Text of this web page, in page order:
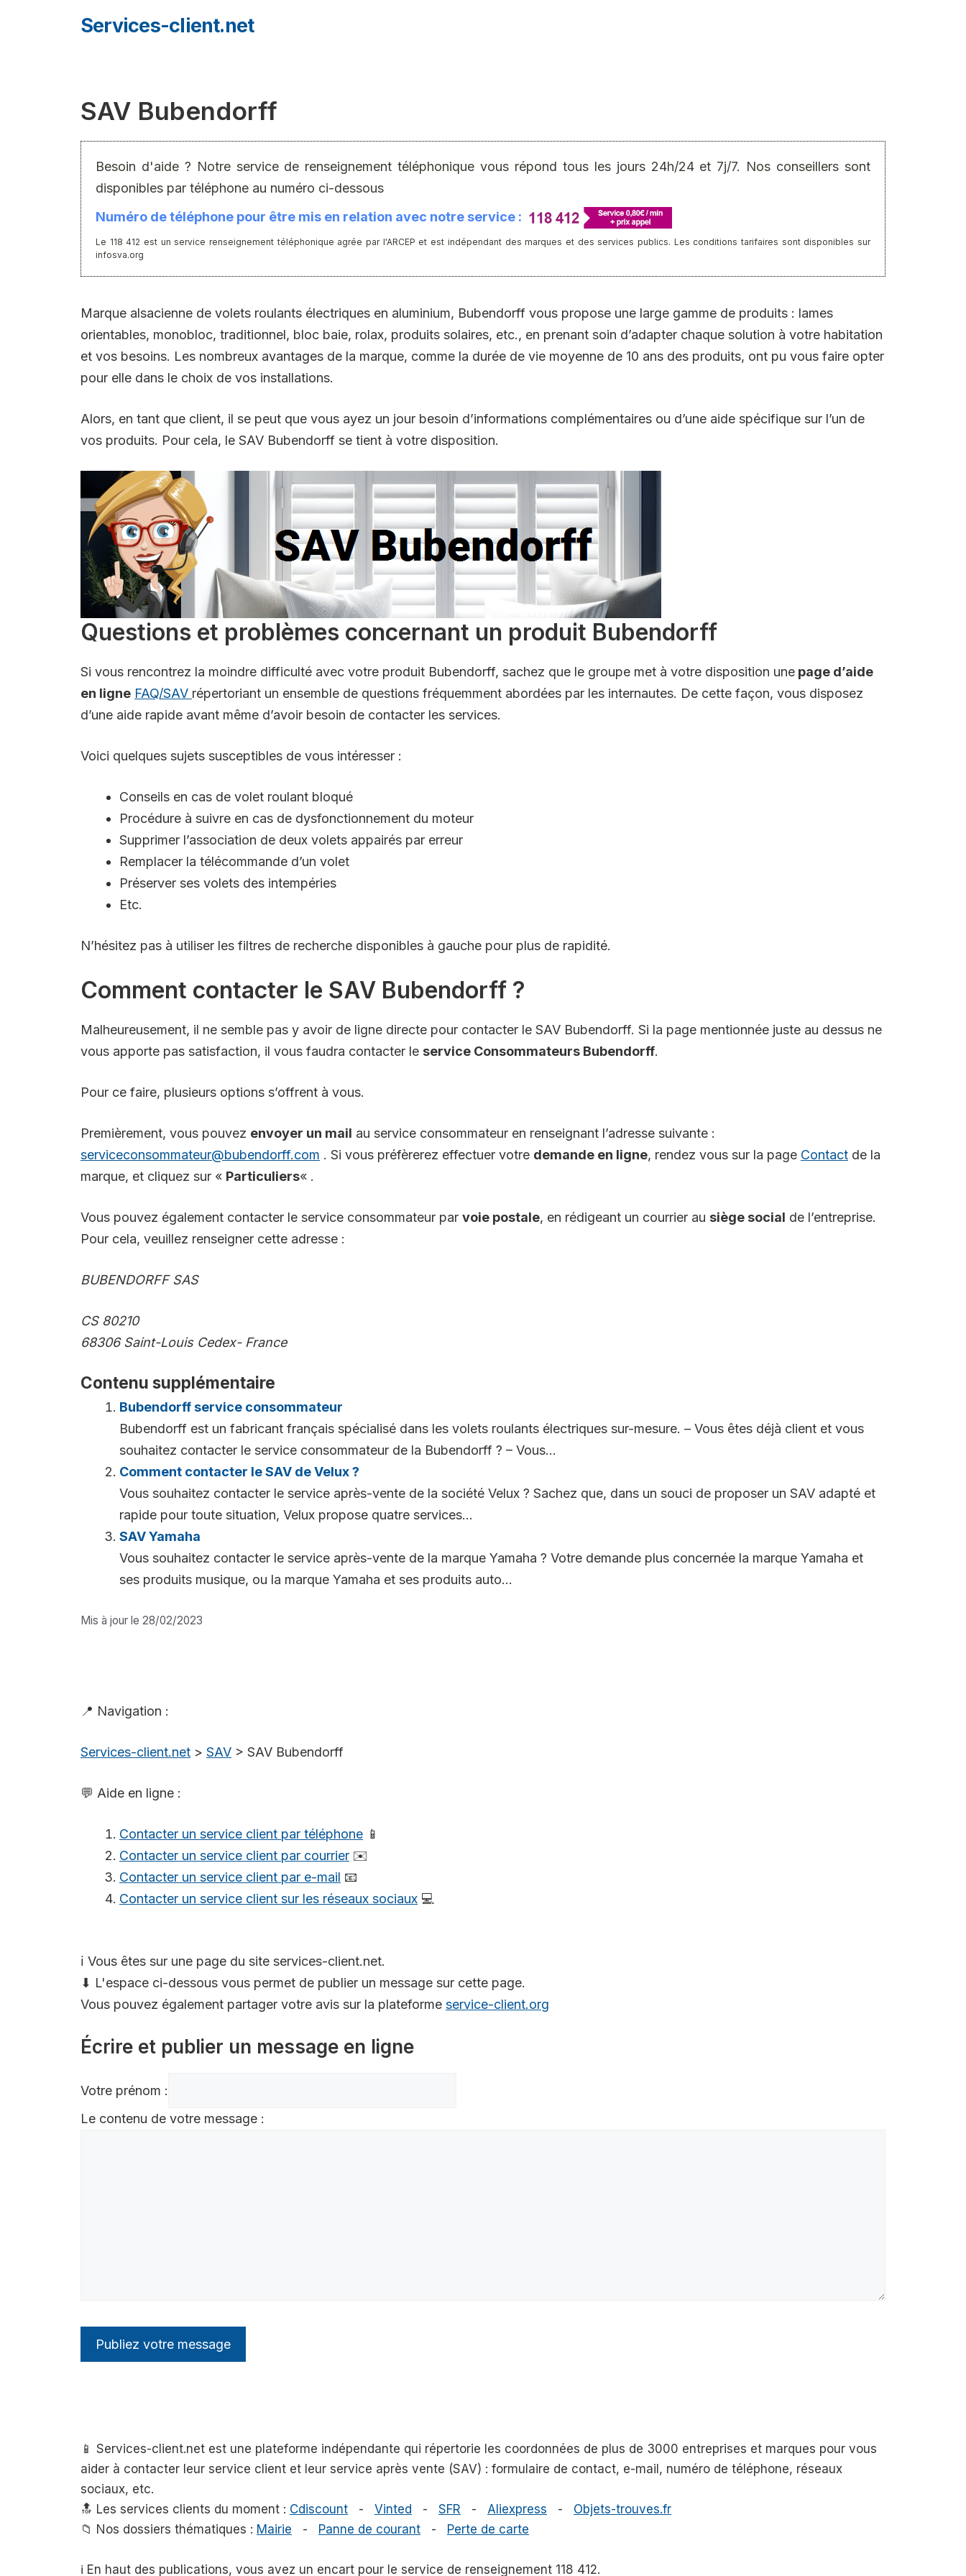
Services-client.net
SAV Bubendorff
Besoin d'aide ? Notre service de renseignement téléphonique vous répond tous les jours 24h/24 et 7j/7. Nos conseillers sont
disponibles par téléphone au numéro ci-dessous
Numéro de téléphone pour être mis en relation avec notre service :
Le 118 412 est un service renseignement téléphonique agrée par l'ARCEP et est indépendant des marques et des services publics. Les conditions tarifaires sont disponibles sur
infosva.org
Marque alsacienne de volets roulants électriques en aluminium, Bubendorff vous propose une large gamme de produits : lames
orientables, monobloc, traditionnel, bloc baie, rolax, produits solaires, etc., en prenant soin d’adapter chaque solution à votre habitation
et vos besoins. Les nombreux avantages de la marque, comme la durée de vie moyenne de 10 ans des produits, ont pu vous faire opter
pour elle dans le choix de vos installations.
Alors, en tant que client, il se peut que vous ayez un jour besoin d’informations complémentaires ou d’une aide spécifique sur l’un de
vos produits. Pour cela, le SAV Bubendorff se tient à votre disposition.
Questions et problèmes concernant un produit Bubendorff
Si vous rencontrez la moindre difficulté avec votre produit Bubendorff, sachez que le groupe met à votre disposition une page d’aide
en ligne FAQ/SAV répertoriant un ensemble de questions fréquemment abordées par les internautes. De cette façon, vous disposez
d’une aide rapide avant même d’avoir besoin de contacter les services.
Voici quelques sujets susceptibles de vous intéresser :
Conseils en cas de volet roulant bloqué
Procédure à suivre en cas de dysfonctionnement du moteur
Supprimer l’association de deux volets appairés par erreur
Remplacer la télécommande d’un volet
Préserver ses volets des intempéries
Etc.
N’hésitez pas à utiliser les filtres de recherche disponibles à gauche pour plus de rapidité.
Comment contacter le SAV Bubendorff ?
Malheureusement, il ne semble pas y avoir de ligne directe pour contacter le SAV Bubendorff. Si la page mentionnée juste au dessus ne
vous apporte pas satisfaction, il vous faudra contacter le service Consommateurs Bubendorff.
Pour ce faire, plusieurs options s’offrent à vous.
Premièrement, vous pouvez envoyer un mail au service consommateur en renseignant l’adresse suivante :
serviceconsommateur@bubendorff.com . Si vous préfèrerez effectuer votre demande en ligne, rendez vous sur la page Contact de la
marque, et cliquez sur « Particuliers« .
Vous pouvez également contacter le service consommateur par voie postale, en rédigeant un courrier au siège social de l’entreprise.
Pour cela, veuillez renseigner cette adresse :
BUBENDORFF SAS
CS 80210
68306 Saint-Louis Cedex- France
Contenu supplémentaire
Bubendorff service consommateur
Bubendorff est un fabricant français spécialisé dans les volets roulants électriques sur-mesure. – Vous êtes déjà client et vous
souhaitez contacter le service consommateur de la Bubendorff ? – Vous...
Comment contacter le SAV de Velux ?
Vous souhaitez contacter le service après-vente de la société Velux ? Sachez que, dans un souci de proposer un SAV adapté et
rapide pour toute situation, Velux propose quatre services...
SAV Yamaha
Vous souhaitez contacter le service après-vente de la marque Yamaha ? Votre demande plus concernée la marque Yamaha et
ses produits musique, ou la marque Yamaha et ses produits auto...
Mis à jour le 28/02/2023
📍 Navigation :
Services-client.net > SAV > SAV Bubendorff
💬 Aide en ligne :
Contacter un service client par téléphone 📱
Contacter un service client par courrier ✉️
Contacter un service client par e-mail 📧
Contacter un service client sur les réseaux sociaux 💻
ℹ️ Vous êtes sur une page du site services-client.net.
⬇ L'espace ci-dessous vous permet de publier un message sur cette page.
Vous pouvez également partager votre avis sur la plateforme service-client.org
Écrire et publier un message en ligne
Votre prénom :
Le contenu de votre message :
📱 Services-client.net est une plateforme indépendante qui répertorie les coordonnées de plus de 3000 entreprises et marques pour vous
aider à contacter leur service client et leur service après vente (SAV) : formulaire de contact, e-mail, numéro de téléphone, réseaux
sociaux, etc.
🔝 Les services clients du moment : Cdiscount - Vinted - SFR - Aliexpress - Objets-trouves.fr
📁 Nos dossiers thématiques : Mairie - Panne de courant - Perte de carte
ℹ️ En haut des publications, vous avez un encart pour le service de renseignement 118 412.